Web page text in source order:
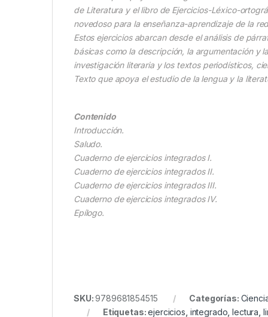
de Literatura y el libro de Ejercicios-Léxico-
novedoso para la enseñanza-aprendizaje de la
Estos ejercicios abarcan desde el análisis de
básicas como la descripción, la argumentación y
investigación literaria y los textos periodísticos,
Texto que apoya el estudio de la lengua y la
Contenido
Introducción.
Saludo.
Cuaderno de ejercicios integrados I.
Cuaderno de ejercicios integrados II.
Cuaderno de ejercicios integrados III.
Cuaderno de ejercicios integrados IV.
Epílogo.
SKU:9789681854515 Categorías:
Etiquetas:ejercicios integrado ,lectura